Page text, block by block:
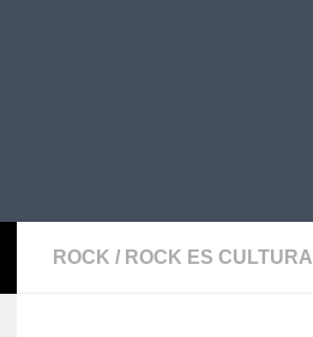
ROCK / ROCK ES CULTURA